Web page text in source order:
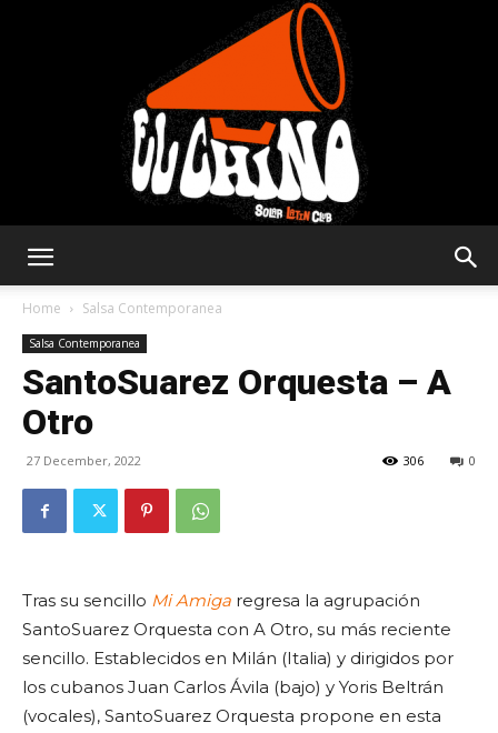
Latin
Home Salsa Contemporanea
Salsa Contemporanea
SantoSuarez Orquesta – A
Otro
27 December, 2022 0
306
Tras su sencillo Mi Amiga regresa la agrupación
SantoSuarez Orquesta con A Otro, su más reciente
sencillo. Establecidos en Milán (Italia) y dirigidos por
los cubanos Juan Carlos Ávila (bajo) y Yoris Beltrán
(vocales), SantoSuarez Orquesta propone en esta